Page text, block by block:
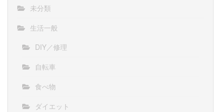
未分類
生活一般
DIY／修理
自転車
食べ物
ダイエット